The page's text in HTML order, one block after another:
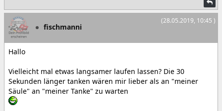
(28.05.2019, 10:45 )
fischmanni
Hallo
Vielleicht mal etwas langsamer laufen lassen? Die 30
Sekunden länger tanken wären mir lieber als an "meiner
Säule" an "meiner Tanke" zu warten